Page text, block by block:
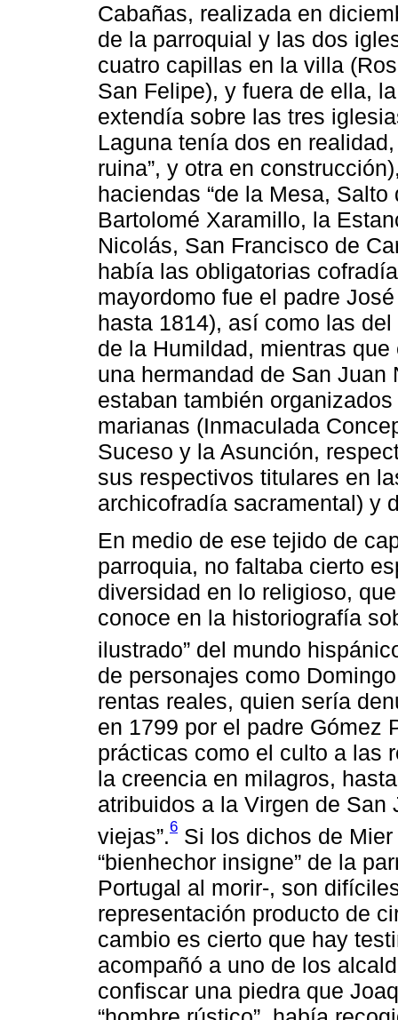
Cabañas, realizada en
de la parroquial y las dos
cuatro capillas en la villa
San Felipe), y fuera de ella,
extendía sobre las tres
Laguna tenía dos en
ruina”, y otra en
haciendas “de la Mesa,
Bartolomé Xaramillo, la
Nicolás, San Francisco de
había las obligatorias
mayordomo fue el padre
hasta 1814), así como las
de la Humildad, mientras
una hermandad de San
estaban también
marianas (Inmaculada
Suceso y la Asunción,
sus respectivos titulares en
archicofradía sacramental) y
En medio de ese tejido de
parroquia, no faltaba cierto
diversidad en lo religioso,
conoce en la historiografía
ilustrado” del mundo
de personajes como
rentas reales, quien sería
en 1799 por el padre Gómez
prácticas como el culto a las
la creencia en milagros,
atribuidos a la Virgen de San
viejas”.6 Si los dichos de
“bienhechor insigne” de la
Portugal al morir-, son
representación producto de
cambio es cierto que hay
acompañó a uno de los
confiscar una piedra que